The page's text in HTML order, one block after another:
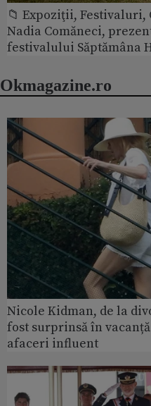
📁 Expoziţii, Festivaluri,
Nadia Comăneci,
festivalului Săptămâna
Okmagazine.ro
Nicole Kidman, de la
fost surprinsă în
afaceri influent